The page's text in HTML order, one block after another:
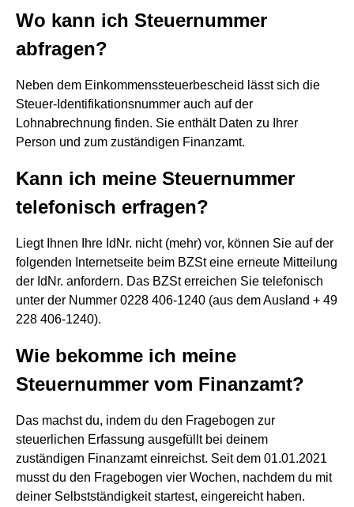
Wo kann ich Steuernummer
abfragen?
Neben dem Einkommenssteuerbescheid lässt sich die
Steuer-Identifikationsnummer auch auf der
Lohnabrechnung finden. Sie enthält Daten zu Ihrer
Person und zum zuständigen Finanzamt.
Kann ich meine Steuernummer
telefonisch erfragen?
Liegt Ihnen Ihre IdNr. nicht (mehr) vor, können Sie auf der
folgenden Internetseite beim BZSt eine erneute Mitteilung
der IdNr. anfordern. Das BZSt erreichen Sie telefonisch
unter der Nummer 0228 406-1240 (aus dem Ausland + 49
228 406-1240).
Wie bekomme ich meine
Steuernummer vom Finanzamt?
Das machst du, indem du den Fragebogen zur
steuerlichen Erfassung ausgefüllt bei deinem
zuständigen Finanzamt einreichst. Seit dem 01.01.2021
musst du den Fragebogen vier Wochen, nachdem du mit
deiner Selbstständigkeit startest, eingereicht haben.